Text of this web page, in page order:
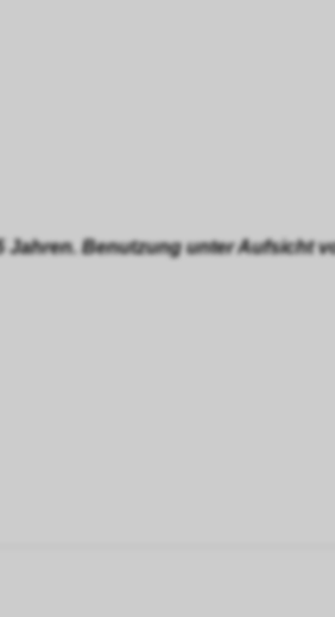
Benutzung unter Aufsicht